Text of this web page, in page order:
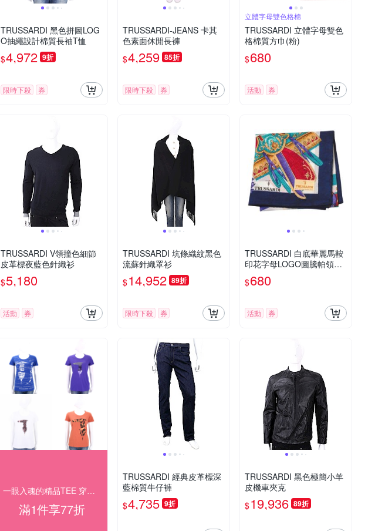
TRUSSARDI 黑色拼圖LOG
O抽繩設計棉質長袖T恤
$4,972 9折
限時下殺 券
TRUSSARDI-JEANS 卡其
色素面休閒長褲
$4,259 85折
限時下殺 券
立體字母雙色格棉
TRUSSARDI 立體字母雙色
格棉質方巾(粉)
$680
活動 券
TRUSSARDI V領撞色細節
皮革標夜藍色針織衫
$5,180
活動 券
TRUSSARDI 坑條織紋黑色
流蘇針織罩衫
$14,952 89折
限時下殺 券
TRUSSARDI 白底華麗馬鞍
印花字母LOGO圖騰帕領巾
(白底/深藍邊/50CM)
$680
活動 券
一眼入魂的精品TEE 穿搭提案，結帳77折
滿1件享77折
TRUSSARDI 經典皮革標深
藍棉質牛仔褲
$4,735 9折
TRUSSARDI 黑色極簡小羊
皮機車夾克
$19,936 89折